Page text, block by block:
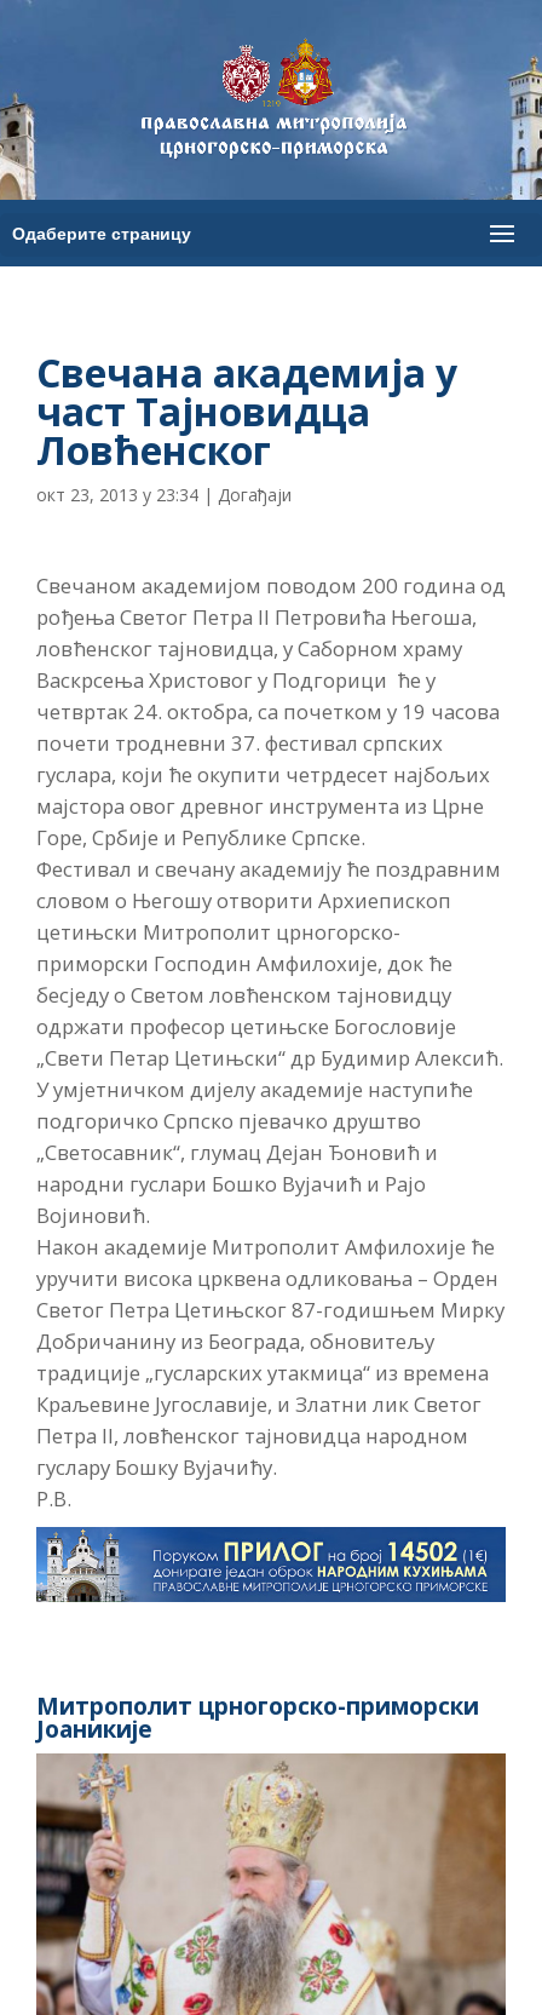
Свечана академија у
част Тајновидца
Ловћенског
окт 23, 2013 у 23:34 | Догађаји
Свечаном академијом поводом 200 година од
рођења Светог Петра II Петровића Његоша,
ловћенског тајновидца, у Саборном храму
Васкрсења Христовог у Подгорици ће у
четвртак 24. октобра, са почетком у 19 часова
почети тродневни 37. фестивал српских
гуслара, који ће окупити четрдесет најбољих
мајстора овог древног инструмента из Црне
Горе, Србије и Републике Српске.
Фестивал и свечану академију ће поздравним
словом о Његошу отворити Архиепископ
цетињски Митрополит црногорско-
приморски Господин Амфилохије, док ће
бесједу о Светом ловћенском тајновидцу
одржати професор цетињске Богословије
„Свети Петар Цетињски“ др Будимир Алексић.
У умјетничком дијелу академије наступиће
подгоричко Српско пјевачко друштво
„Светосавник“, глумац Дејан Ђоновић и
народни гуслари Бошко Вујачић и Рајо
Војиновић.
Након академије Митрополит Амфилохије ће
уручити висока црквена одликовања – Орден
Светог Петра Цетињског 87-годишњем Мирку
Добричанину из Београда, обновитељу
традиције „гусларских утакмица“ из времена
Краљевине Југославије, и Златни лик Светог
Петра II, ловћенског тајновидца народном
гуслару Бошку Вујачићу.
Р.В.
Митрополит црногорско-приморски
Јоаникије